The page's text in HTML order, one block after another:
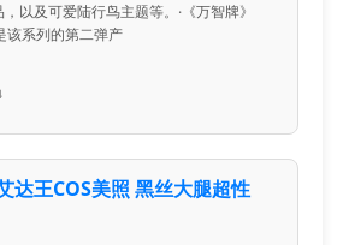
以及可爱陆行鸟主题等。·《万智牌》
该系列的第二弹产
达王COS美照 黑丝大腿超性